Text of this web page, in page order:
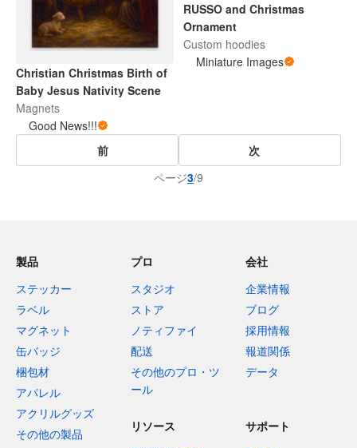
Christian Christmas Birth of
Baby Jesus Nativity Scene
Magnets
Good News!!!
RUSSO and Christmas
Ornament
Custom hoodies
Miniature Images
前
次
ページ3/9
製品
ステッカー
ラベル
マグネット
缶バッジ
梱包材
アパレル
アクリルグッズ
その他の製品
プロ
スタジオ
ストア
ノティファイ
配送
その他のプロ・ツ
ール
会社
企業情報
ブログ
採用情報
報道関係
データ
リソース
サポート